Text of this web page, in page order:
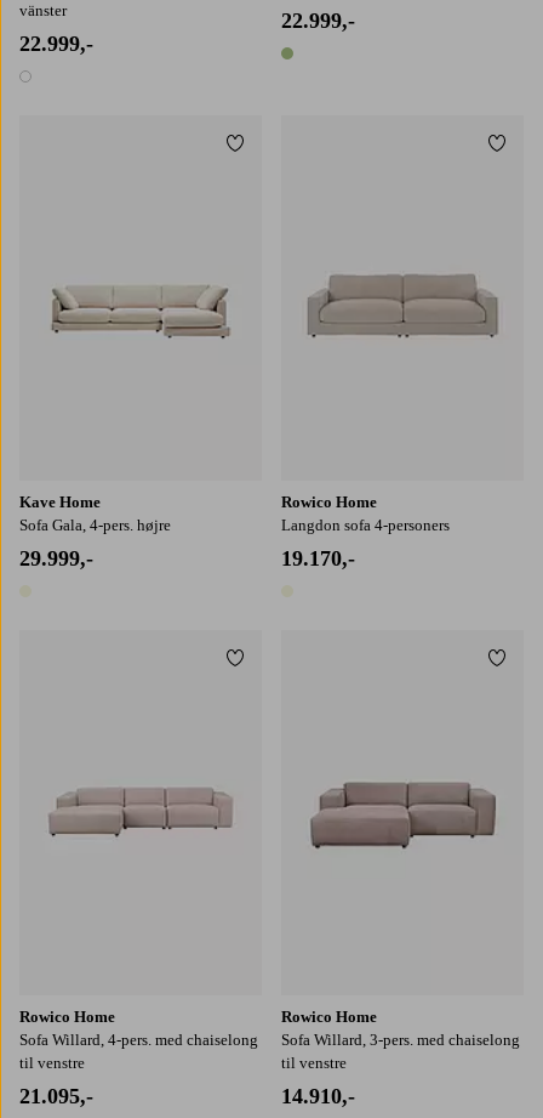
vänster
22.999,-
1 farve
22.999,-
1 farve
Kave Home
Sofa Gala, 4-pers. højre
29.999,-
Tilføj til favoritter
Rowico Home
Langdon sofa 4-personers
19.170,-
Rowico Home
Sofa Willard, 4-pers. med chaiselong
til venstre
21.095,-
Tilføj til favoritter
Rowico Home
Sofa Willard, 3-pers. med chaiselong
til venstre
14.910,-